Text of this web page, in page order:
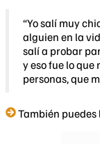
“Yo salí muy
alguien en la
salí a probar
y eso fue lo
personas, que
También puedes